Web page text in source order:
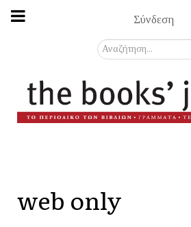
Σύνδεση
Αναζήτηση...
web only